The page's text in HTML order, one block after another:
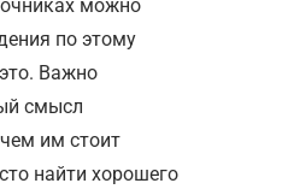
можно
по этому
Важно
смысл
им стоит
найти хорошего